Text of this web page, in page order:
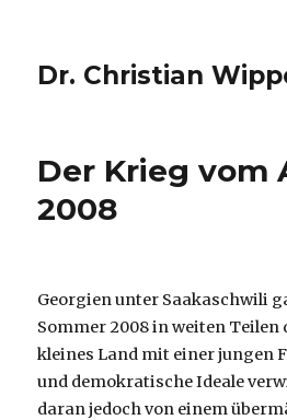
Dr. Christian
Der Krieg vom
2008
Georgien unter Saakaschwili
Sommer 2008 in weiten Teilen
kleines Land mit einer jungen
und demokratische Ideale
daran jedoch von einem